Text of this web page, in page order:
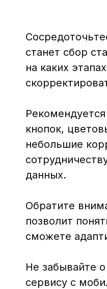
станет сбор
на каких
кнопок,
небольшие
данных.
Обратите
позволит
сможете
Не забывайте
сервису с